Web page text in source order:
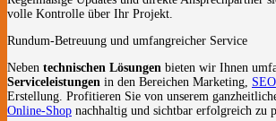
volle Kontrolle über Ihr Projekt.
Rundum-Betreuung und umfangreicher Service
Neben technischen Lösungen bieten wir Ihnen
Serviceleistungen in den Bereichen Marketing, SEO
Erstellung. Profitieren Sie von unserem
Online-Shop nachhaltig und sichtbar erfolgreich zu